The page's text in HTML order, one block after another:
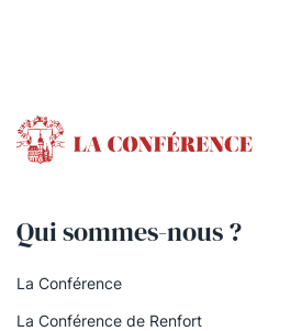
Qui sommes-nous ?
La Conférence
La Conférence de Renfort